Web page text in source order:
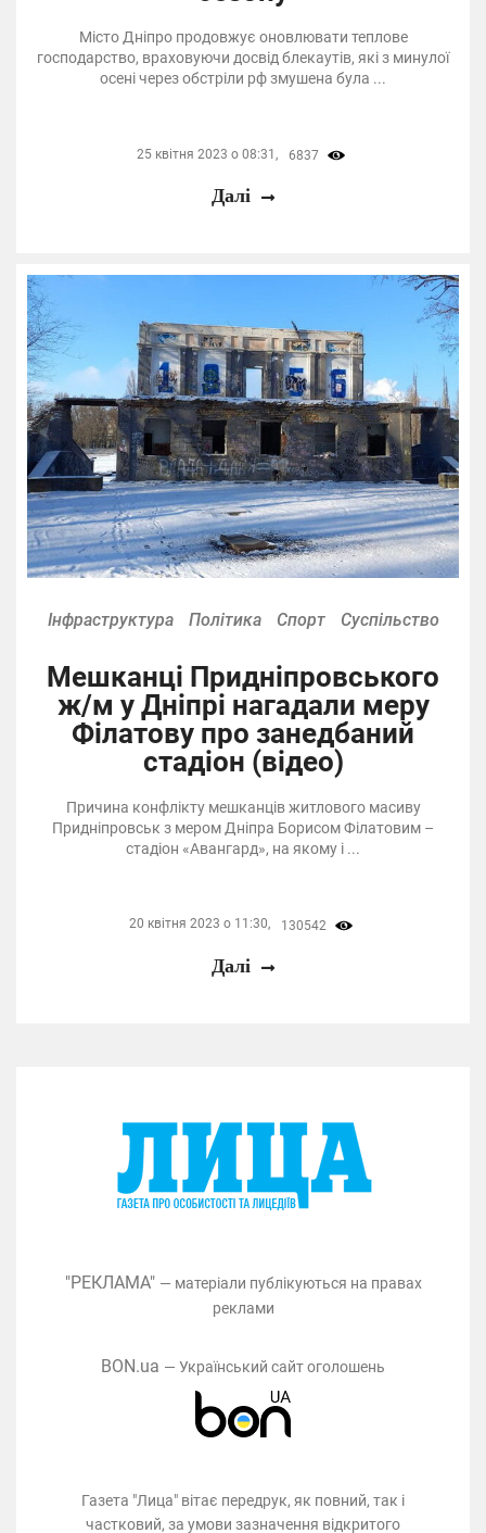
Місто Дніпро продовжує оновлювати теплове
господарство, враховуючи досвід блекаутів, які з минулої
осені через обстріли рф змушена була ...
25 квітня 2023 о 08:31, 6837
Далі
Інфраструктура Політика Спорт Суспільство
Мешканці Придніпровського
ж/м у Дніпрі нагадали меру
Філатову про занедбаний
стадіон (відео)
Причина конфлікту мешканців житлового масиву
Придніпровськ з мером Дніпра Борисом Філатовим –
стадіон «Авангард», на якому і ...
20 квітня 2023 о 11:30, 130542
Далі
"РЕКЛАМА" — матеріали публікуються на правах
реклами
BON.ua — Український сайт оголошень
Газета "Лица" вітає передрук, як повний, так і
частковий, за умови зазначення відкритого